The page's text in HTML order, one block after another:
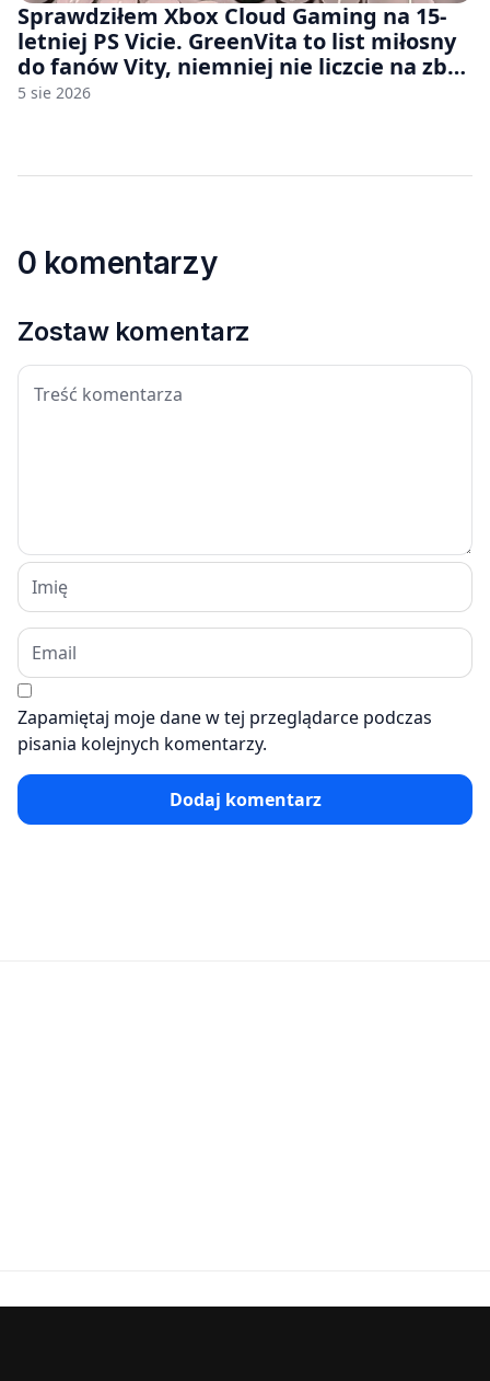
Sprawdziłem Xbox Cloud Gaming na 15-
letniej PS Vicie. GreenVita to list miłosny
do fanów Vity, niemniej nie liczcie na zbyt
wiele [FELIETON]
5 sie 2026
0 komentarzy
Zostaw komentarz
Zapamiętaj moje dane w tej przeglądarce podczas
pisania kolejnych komentarzy.
Dodaj komentarz